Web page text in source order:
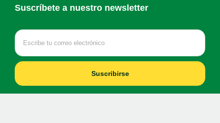
Suscríbete a nuestro newsletter
Suscribirse